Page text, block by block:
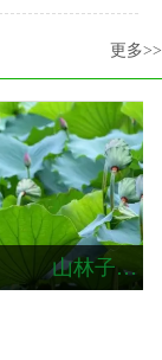
然道德智慧诗文传
提升人类自然道德
，在世界上首次提
道德智慧就是力
重要理念，首倡
慧商教育，自然道
高校进行了大量课
然道德智慧诗文传
提升人类自然道德
更多>>
回归自然慧护生 山林子自然道德慧智护生之一